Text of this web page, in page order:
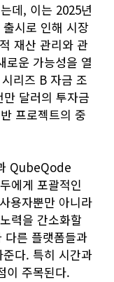
데, 이는 2025년
시로 인해 시장
재산 관리와 관
로운 가능성을 열
리즈 B 자금 조
달러의 투자금
프로젝트의 중
QubeQode
에게 포괄적인
용자뿐만 아니라
력을 간소화할
른 플랫폼들과
다. 특히 시간과
이 주목된다.